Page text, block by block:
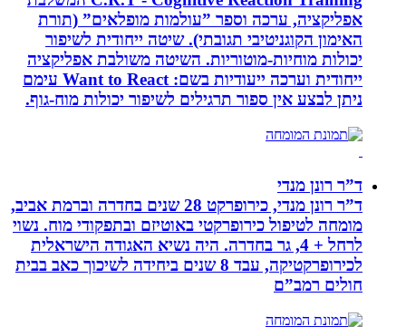
אפליקציה, ערכה וספר ”עולמות מופלאים” (תורת
האימון הקוגניטיבי תגובתי). שיטה ייחודית לשיפור
יכולות מוחיות-מוטוריות. השיטה משולבת אפליקציה
ייחודית וערכה ייעודיות בשם: Want to React עימם
ניתן לבצע אין ספור תרגילים לשיפור יכולות מוח-גוף.
ד”ר רונן מנדי
ד”ר רונן מנדי, כירופרקט 28 שנים בחדרה וברמת אביב,
מומחה לטיפול כירופרקטי באוטיזם ובתפקודי מוח. נשוי
לרחל + 4, גר בחדרה. היה נשיא האגודה הישראלית
לכירופרקטיקה, עבד 8 שנים ביחידה לשיכוך כאב בבית
חולים רמב”ם